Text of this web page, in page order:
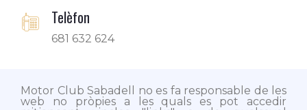
Telèfon
681 632 624
Motor Club Sabadell no es fa responsable de les
web no pròpies a les quals es pot accedir